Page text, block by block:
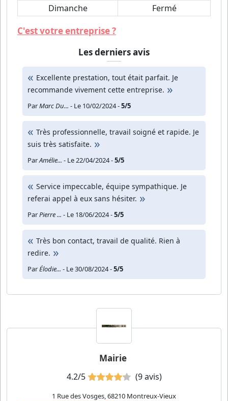
Dimanche
Fermé
C'est votre entreprise ?
Les derniers avis
Excellente prestation, tout était parfait. Je
recommande vivement cette entreprise.
ParMarc Du... - Le 10/02/2024 -5/5
Très professionnelle, travail soigné et rapide. Je
suis très satisfaite.
ParAmélie... - Le 22/04/2024 -5/5
Service impeccable, équipe sympathique. Je
referai appel à eux sans hésiter.
ParPierre ... - Le 18/06/2024 -5/5
Très bon contact, travail de qualité. Rien à
redire.
ParÉlodie... - Le 30/08/2024 -5/5
Mairie
4.2/5 (9 avis)
1 Rue des Vosges, 68210 Montreux-Vieux